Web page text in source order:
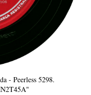
- Peerless 5298.